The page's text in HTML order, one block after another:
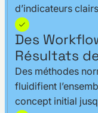
d’indicateurs
Des
Résultats
Des méthodes
fluidifient
concept initial